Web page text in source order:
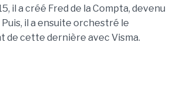
il a créé Fred de la Compta, devenu
Puis, il a ensuite orchestré le
de cette dernière avec Visma.